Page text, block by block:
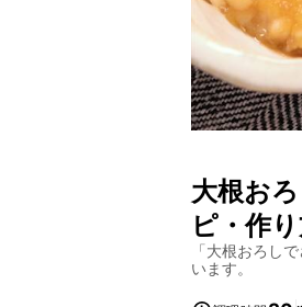
大根お
ピ・作
「大根おろし
います。